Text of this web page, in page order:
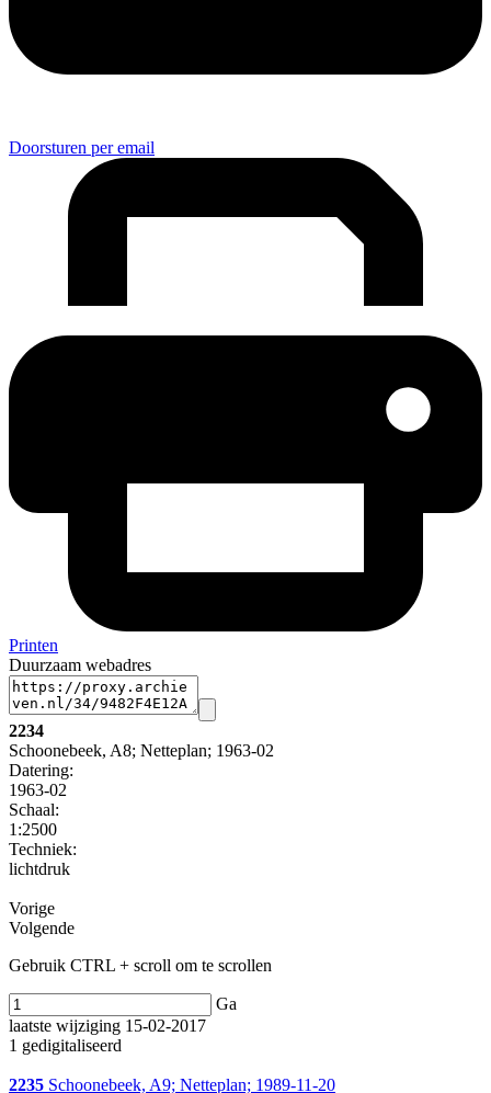
Doorsturen per email
Printen
Duurzaam webadres
2234
Schoonebeek, A8; Netteplan; 1963-02
Datering:
1963-02
Schaal:
1:2500
Techniek:
lichtdruk
Vorige
Volgende
Gebruik CTRL + scroll om te scrollen
Ga
laatste wijziging 15-02-2017
1 gedigitaliseerd
2235 Schoonebeek, A9; Netteplan; 1989-11-20